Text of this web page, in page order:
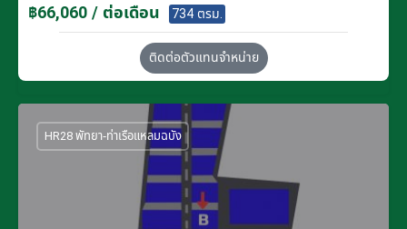
฿66,060 / ต่อเดือน 734 ตรม.
ติดต่อตัวแทนจำหน่าย
HR28 พัทยา-ท่าเรือแหลมฉบัง